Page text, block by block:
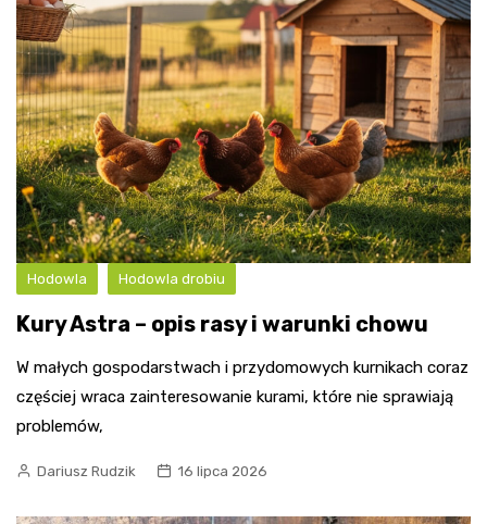
Hodowla Hodowla drobiu
Kury Astra – opis rasy i warunki chowu
W małych gospodarstwach i przydomowych kurnikach coraz
częściej wraca zainteresowanie kurami, które nie sprawiają
problemów,
Dariusz Rudzik 16 lipca 2026